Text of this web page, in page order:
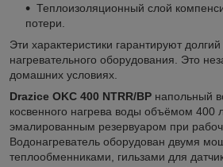
Теплоизоляционный слой
потери.
Эти характеристики гарантируют
нагревательного оборудования. Это
домашних условиях.
Drazice OKC 400 NTRR/BP напольный
косвенного нагрева воды объёмом 400
эмалированным резервуаром при
Водонагреватель оборудован двумя
теплообменниками, гильзами для